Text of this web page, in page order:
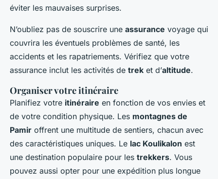
éviter les mauvaises surprises.
N’oubliez pas de souscrire une assurance voyage qui
couvrira les éventuels problèmes de santé, les
accidents et les rapatriements. Vérifiez que votre
assurance inclut les activités de trek et d’altitude.
Organiser votre itinéraire
Planifiez votre itinéraire en fonction de vos envies et
de votre condition physique. Les montagnes de
Pamir offrent une multitude de sentiers, chacun avec
des caractéristiques uniques. Le lac Koulikalon est
une destination populaire pour les trekkers. Vous
pouvez aussi opter pour une expédition plus longue